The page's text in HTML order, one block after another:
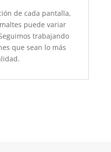
de cada pantalla,
puede variar
trabajando
que sean lo más